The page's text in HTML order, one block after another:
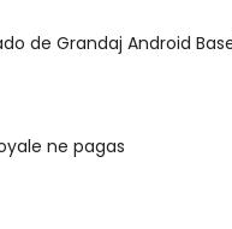
de Grandaj Android
ne pagas